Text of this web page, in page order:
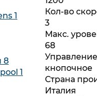
1
8
1
Кол-во
3
Макс.
68
кнопочное
Страна
Италия